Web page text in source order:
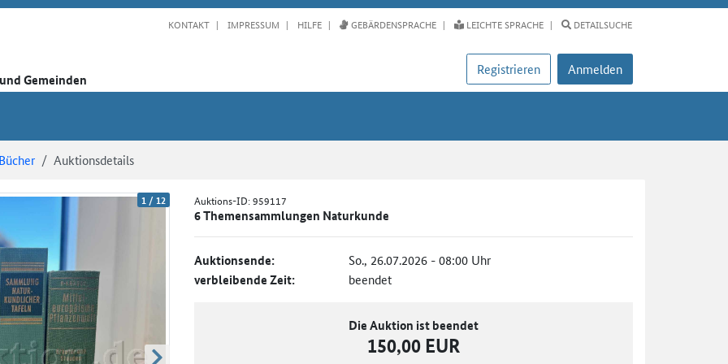
KONTAKT IMPRESSUM HILFE GEBÄRDENSPRACHE LEICHTE SPRACHE DETAILSUCHE
Gemeinden
Registrieren Anmelden
Bücher Auktionsdetails
1 /12 Auktions-ID:959117
6 Themensammlungen Naturkunde
Auktionsende: So., 26.07.2026 - 08:00 Uhr
verbleibende Zeit: beendet
Die Auktion ist beendet
150,00 EUR